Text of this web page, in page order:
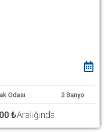
Odası 2 Banyo
₺Aralığında